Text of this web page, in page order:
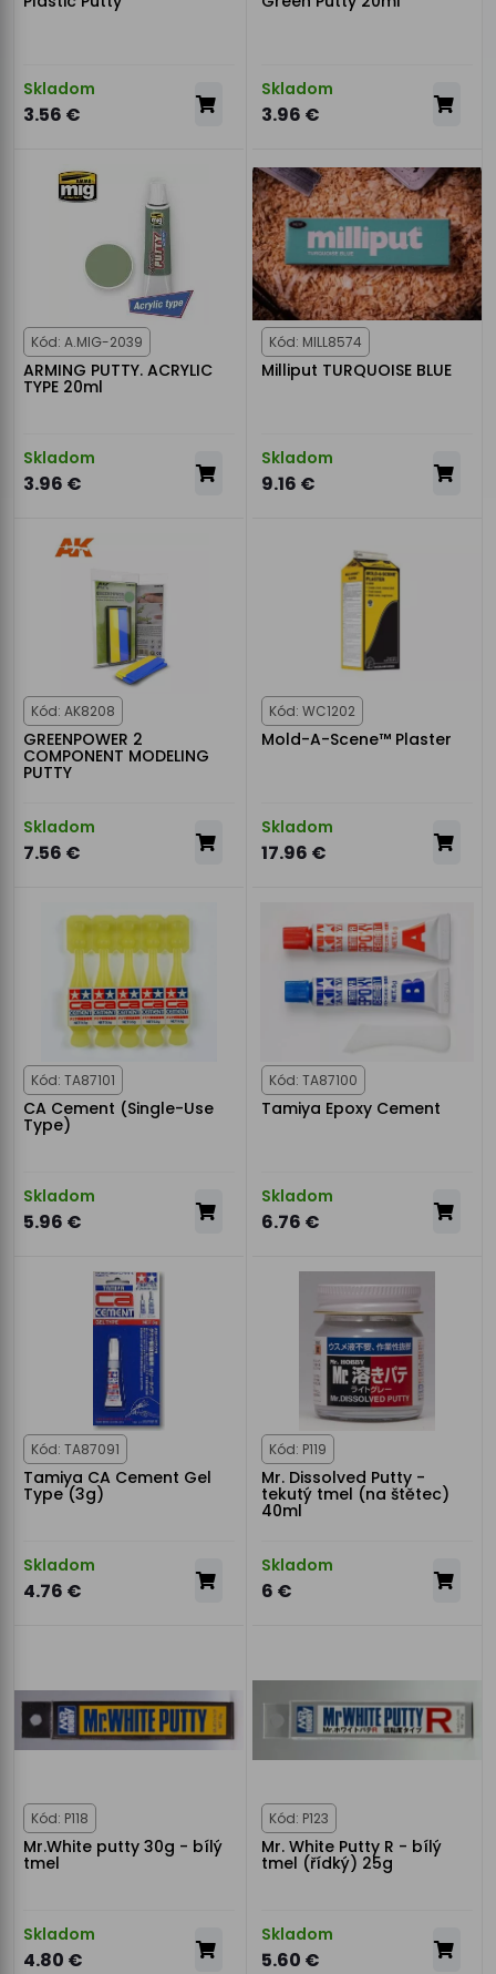
Skladom
3.56 €
Skladom
3.96 €
Kód: A.MIG-2039
ARMING PUTTY. ACRYLIC
TYPE 20ml
Skladom
3.96 €
Kód: MILL8574
Milliput TURQUOISE BLUE
Skladom
9.16 €
Kód: AK8208
GREENPOWER 2
COMPONENT MODELING
PUTTY
Skladom
7.56 €
Kód: WC1202
Mold-A-Scene™ Plaster
Skladom
17.96 €
Kód: TA87101
CA Cement (Single-Use
Type)
Skladom
5.96 €
Kód: TA87100
Tamiya Epoxy Cement
Skladom
6.76 €
Kód: TA87091
Tamiya CA Cement Gel
Type (3g)
Skladom
4.76 €
Kód: P119
Mr. Dissolved Putty -
tekutý tmel (na štětec)
40ml
Skladom
6 €
Kód: P118
Mr.White putty 30g - bílý
tmel
Skladom
4.80 €
Kód: P123
Mr. White Putty R - bílý
tmel (řídký) 25g
Skladom
5.60 €